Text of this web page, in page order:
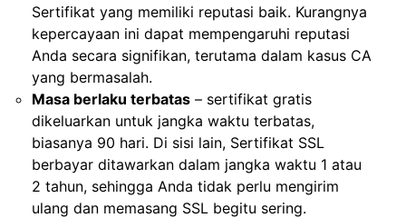
Sertifikat yang memiliki reputasi baik. Kurangnya
kepercayaan ini dapat mempengaruhi reputasi
Anda secara signifikan, terutama dalam kasus CA
yang bermasalah.
Masa berlaku terbatas – sertifikat gratis
dikeluarkan untuk jangka waktu terbatas,
biasanya 90 hari. Di sisi lain, Sertifikat SSL
berbayar ditawarkan dalam jangka waktu 1 atau
2 tahun, sehingga Anda tidak perlu mengirim
ulang dan memasang SSL begitu sering.